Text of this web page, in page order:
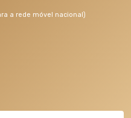
a rede móvel nacional)